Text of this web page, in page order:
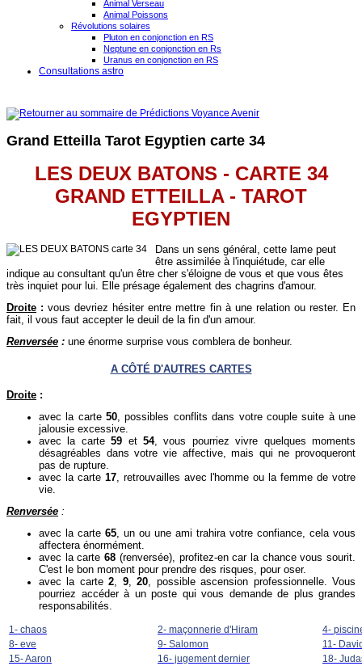
Animal Verseau
Animal Poissons
Révolutions solaires
Pluton en conjonction en RS
Neptune en conjonction en Rs
Uranus en conjonction en RS
Consultations astro
Grand Etteilla Tarot Egyptien carte 34
LES DEUX BATONS - CARTE 34
GRAND ETTEILLA - TAROT
EGYPTIEN
Dans un sens général, cette lame peut
être assimilée à l'inquiétude, car elle
indique au consultant qu'un être cher s'éloigne de vous et que vous êtes
très inquiet pour lui. Elle présage également des chagrins d'amour.
Droite : vous devriez hésiter entre mettre fin à une relation ou rester. En
fait, il vous faut accepter le deuil de la fin d'un amour.
Renversée : une énorme surprise vous comblera de bonheur.
A CÔTÉ D'AUTRES CARTES
Droite :
avec la carte50 , possibles conflits dans votre couple suite à une
jalousie excessive.
avec la carte59 et54, vous pourriez vivre quelques moments
désagréables dans votre vie affective, mais qui ne provoqueront
pas de rupture.
avec la carte 17, retrouvailles avec l'homme ou la femme de votre
vie.
Renversée :
avec la carte 65 , un ou une ami trahira votre confiance, cela vous
affectera énormément.
avec la carte68 (renversée), profitez-en car la chance vous sourit.
C'est le bon moment pour prendre des risques, pour oser.
avec la carte2 9,20 , possible ascension professionnelle. Vous
pourriez accéder à un poste qui vous demande de plus grandes
responsabilités.
1- chaos 2- maçonnerie d'Hiram
4-
8- eve
9- Salomon
11-
15- Aaron
16- jugement dernier
18-